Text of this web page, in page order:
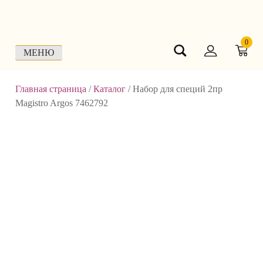
МЕНЮ
0
Главная страница /Каталог /Набор для специй 2пр
Magistro Argos 7462792